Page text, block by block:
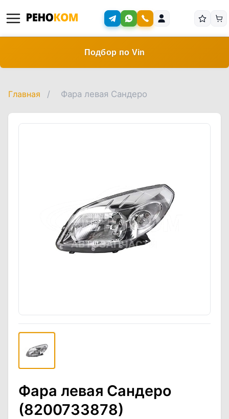
Подбор по Vin
Главная / Фара левая Сандеро
Фара левая Сандеро
(8200733878)